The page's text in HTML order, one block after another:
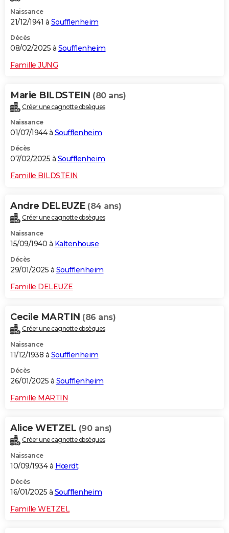
Naissance
21/12/1941 à Soufflenheim
Décès
08/02/2025 à Soufflenheim
Famille JUNG
Marie BILDSTEIN (80 ans)
Créer une cagnotte obsèques
Naissance
01/07/1944 à Soufflenheim
Décès
07/02/2025 à Soufflenheim
Famille BILDSTEIN
Andre DELEUZE (84 ans)
Créer une cagnotte obsèques
Naissance
15/09/1940 à Kaltenhouse
Décès
29/01/2025 à Soufflenheim
Famille DELEUZE
Cecile MARTIN (86 ans)
Créer une cagnotte obsèques
Naissance
11/12/1938 à Soufflenheim
Décès
26/01/2025 à Soufflenheim
Famille MARTIN
Alice WETZEL (90 ans)
Créer une cagnotte obsèques
Naissance
10/09/1934 à Hœrdt
Décès
16/01/2025 à Soufflenheim
Famille WETZEL